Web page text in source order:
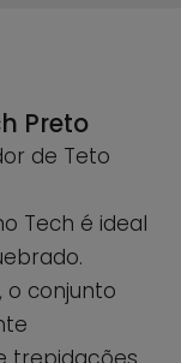
Preto
de Teto
Tech é ideal
o conjunto